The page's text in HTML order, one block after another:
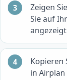
Zeigen
Sie auf
Kopieren
in Airplan